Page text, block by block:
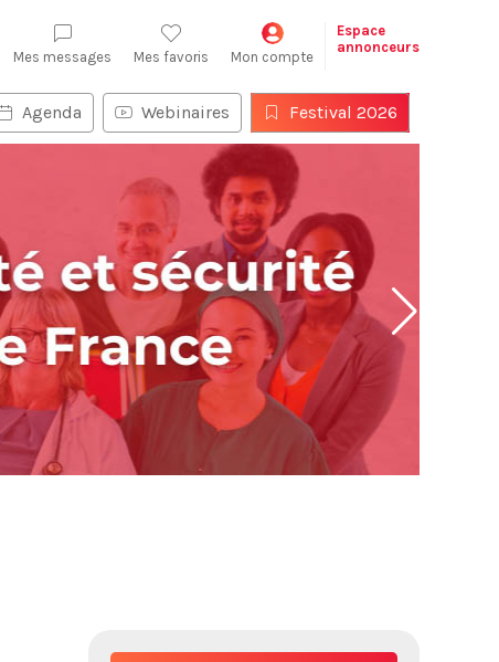
Mes messages Mes favoris Mon compte
Espace
annonceurs
Agenda Webinaires Festival 2026